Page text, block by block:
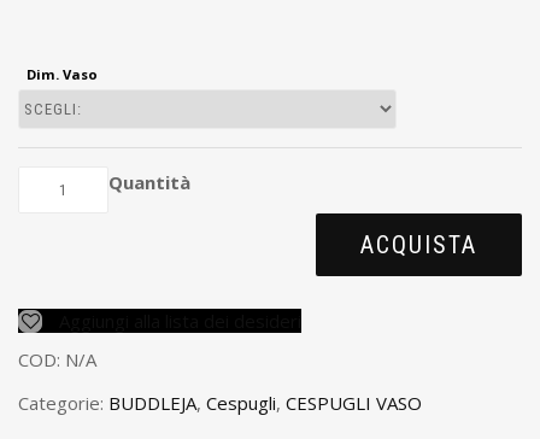
Dim. Vaso
Quantità
ACQUISTA
COD: N/A
Categorie: BUDDLEJA, Cespugli, CESPUGLI VASO